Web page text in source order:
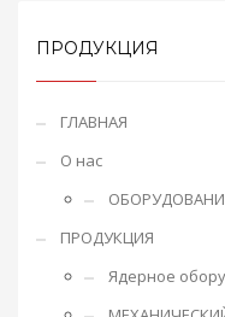
ПРОДУКЦИЯ
ГЛАВНАЯ
О нас
ПРОДУКЦИЯ
Ядерное